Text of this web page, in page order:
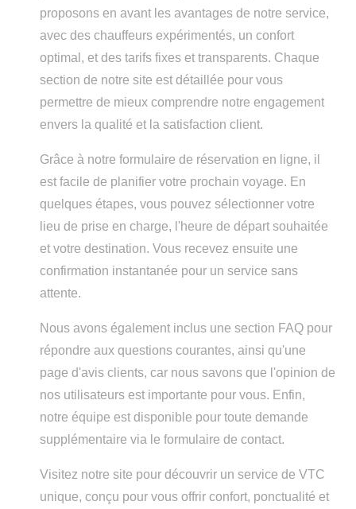
proposons en avant les avantages de notre service,
avec des chauffeurs expérimentés, un confort
optimal, et des tarifs fixes et transparents. Chaque
section de notre site est détaillée pour vous
permettre de mieux comprendre notre engagement
envers la qualité et la satisfaction client.
Grâce à notre formulaire de réservation en ligne, il
est facile de planifier votre prochain voyage. En
quelques étapes, vous pouvez sélectionner votre
lieu de prise en charge, l'heure de départ souhaitée
et votre destination. Vous recevez ensuite une
confirmation instantanée pour un service sans
attente.
Nous avons également inclus une section FAQ pour
répondre aux questions courantes, ainsi qu'une
page d'avis clients, car nous savons que l'opinion de
nos utilisateurs est importante pour vous. Enfin,
notre équipe est disponible pour toute demande
supplémentaire via le formulaire de contact.
Visitez notre site pour découvrir un service de VTC
unique, conçu pour vous offrir confort, ponctualité et